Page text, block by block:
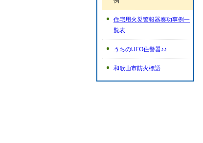
住宅用火災警報器奏功事例一
覧表
うちのUFO住警器♪♪
和歌山市防火標語